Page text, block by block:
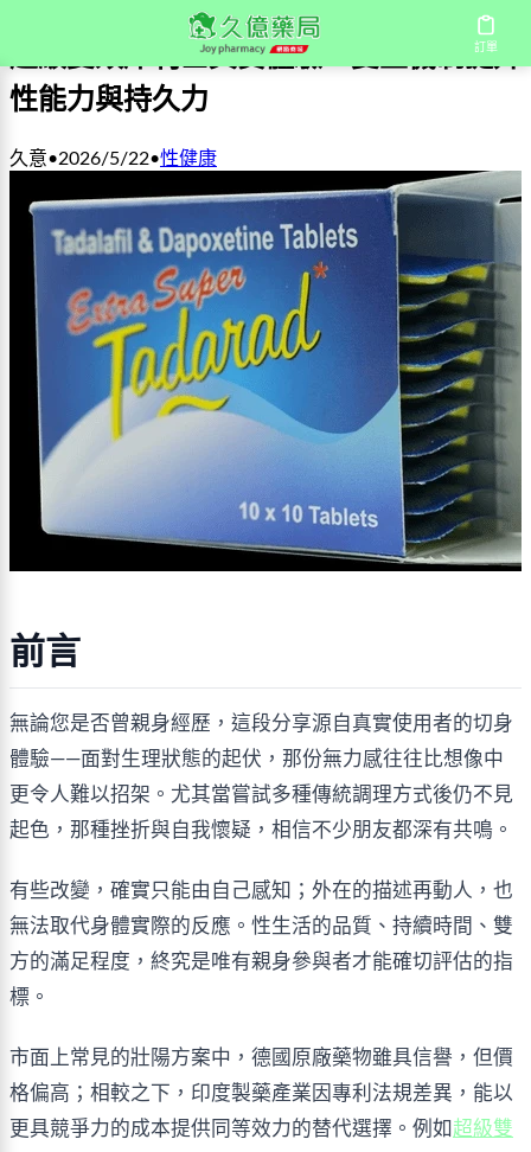
訂單
超級雙效犀利士真實體驗：雙重機制提升
性能力與持久力
久意•2026/5/22•性健康
前言
無論您是否曾親身經歷，這段分享源自真實使用者的切身
體驗——面對生理狀態的起伏，那份無力感往往比想像中
更令人難以招架。尤其當嘗試多種傳統調理方式後仍不見
起色，那種挫折與自我懷疑，相信不少朋友都深有共鳴。
有些改變，確實只能由自己感知；外在的描述再動人，也
無法取代身體實際的反應。性生活的品質、持續時間、雙
方的滿足程度，終究是唯有親身參與者才能確切評估的指
標。
市面上常見的壯陽方案中，德國原廠藥物雖具信譽，但價
格偏高；相較之下，印度製藥產業因專利法規差異，能以
更具競爭力的成本提供同等效力的替代選擇。例如 超級雙